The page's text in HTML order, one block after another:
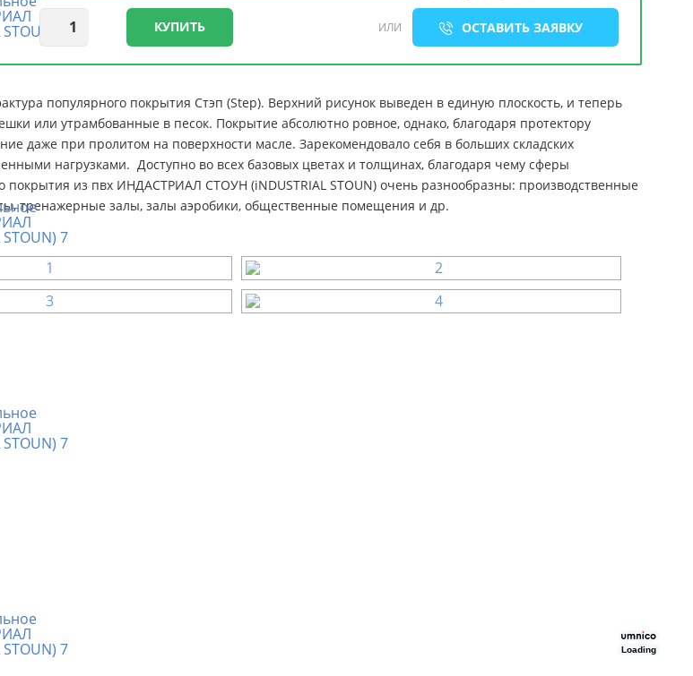
КУПИТЬ ИЛИ ОСТАВИТЬ ЗАЯВКУ
популярного покрытия Стэп (Step). Верхний рисунок выведен в единую плоскость, и теперь
или утрамбованные в песок. Покрытие абсолютно ровное, однако, благодаря протектору
даже при пролитом на поверхности масле. Зарекомендовало себя в больших складских
нагрузками. Доступно во всех базовых цветах и толщинах, благодаря чему сферы
из пвх ИНДАСТРИАЛ СТОУН (iNDUSTRIAL STOUN) очень разнообразны: производственные
тренажерные залы, залы аэробики, общественные помещения и др.
Loading